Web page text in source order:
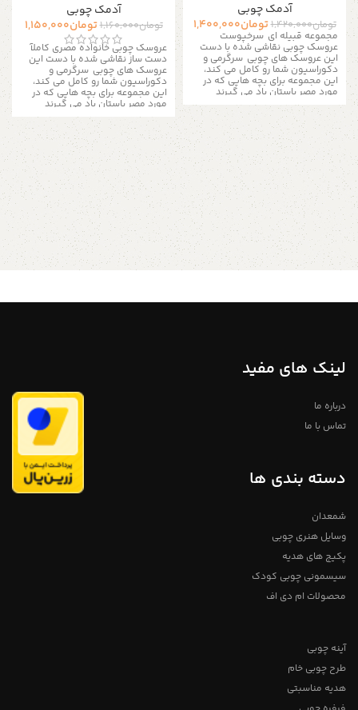
آدمک چوبی
تومان1,420,000تومان1,400,000
مجموعه قبیله ای سرخپوست
عروسک چوبی نقاشی شده با دست
این عروسک های چوبی سرگرمی و
دکوراسیون شما رو کامل می کند،
این مجموعه برای بچه هایی که در
مورد مصر باستان یاد می گیرند
مناسب است. آنها یک اسباب بازی
تخیلی بزرگ هستند، فرزند شما می
تواند ساعت های بازی با این عروسک
ها را به هم بزند. این عروسک های
قیچی قبیله ای یک اسباب بازی فوق
العاده است، و برای دکوراسیون بسیار
زیبا و متفاوت هست این مجموعه با
5 عروسک عرضه می شود. محصول :
عروسک چوبی جنس : چوب ساده
روشن اندازه : طول ۸ الی ۹ سانتی متر
عرض ۳ الی ۴ سانتی متر رنگ :
نقاشی شده با لایه نیم پلی استر برای
رنگ آمیزی آسان برای اطلاعات بیشتر
از طریق دایرکت و یا به شماره
09357478096 از طریق واتساپ و
تلگرام پیام بدید لطفا توجه داشته
خریداری شده لزومآ عینآ مانند شکل
های روشن و باکیفیت استفاده کنیم
فروشگاه استند من
آدمک چوبی
تومان1,160,000تومان1,150,000
عروسک چوبی خانواده مصری کاملآ
دست ساز نقاشی شده با دست این
عروسک های چوبی سرگرمی و
دکوراسیون شما رو کامل می کند،
این مجموعه برای بچه هایی که در
مورد مصر باستان یاد می گیرند
مناسب است. آنها یک اسباب بازی
تخیلی بزرگ هستند، فرزند شما می
تواند ساعت های بازی با این عروسک
ها را به هم بزند.
عروسک عرضه می شود. محصول :
عروسک چوبی جنس : چوب ساده
روشن اندازه : طول ۸ الی ۹ سانتی متر
عرض ۳ الی ۴ سانتی متر رنگ :
نقاشی شده با لایه نیم پلی استر برای
رنگ آمیزی آسان برای اطلاعات بیشتر
از طریق دایرکت و یا به شماره
09357478096 از طریق واتساپ و
تلگرام پیام بدید لطفا توجه داشته
باشید که به دلیل اختصاصی و دست
ساز بودن مجموعه های چوبی
است در ابعاد بسیار کم متفاوت
لینک های مفید
درباره ما
تماس با ما
دسته بندی ها
شمعدان
وسایل هنری چوبی
پکیج های هدیه
سیسمونی چوبی کودک
محصولات ام دی اف
آینه چوبی
طرح چوبی خام
هدیه مناسبتی